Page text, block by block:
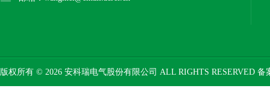
版权所有 © 2026 安科瑞电气股份有限公司 ALL RIGHTS RESERVED 备